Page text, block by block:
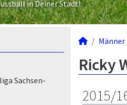
in Deiner Stadt!
Sachsen-
Männer
Ricky
2015/